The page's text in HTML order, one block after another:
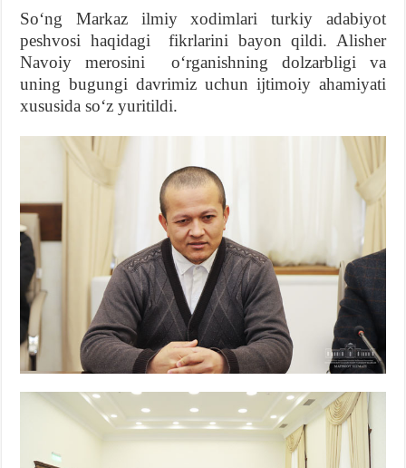
Soʻng Markaz ilmiy xodimlari turkiy adabiyot
peshvosi haqidagi fikrlarini bayon qildi. Alisher
Navoiy merosini oʻrganishning dolzarbligi va
uning bugungi davrimiz uchun ijtimoiy ahamiyati
xususida soʻz yuritildi.